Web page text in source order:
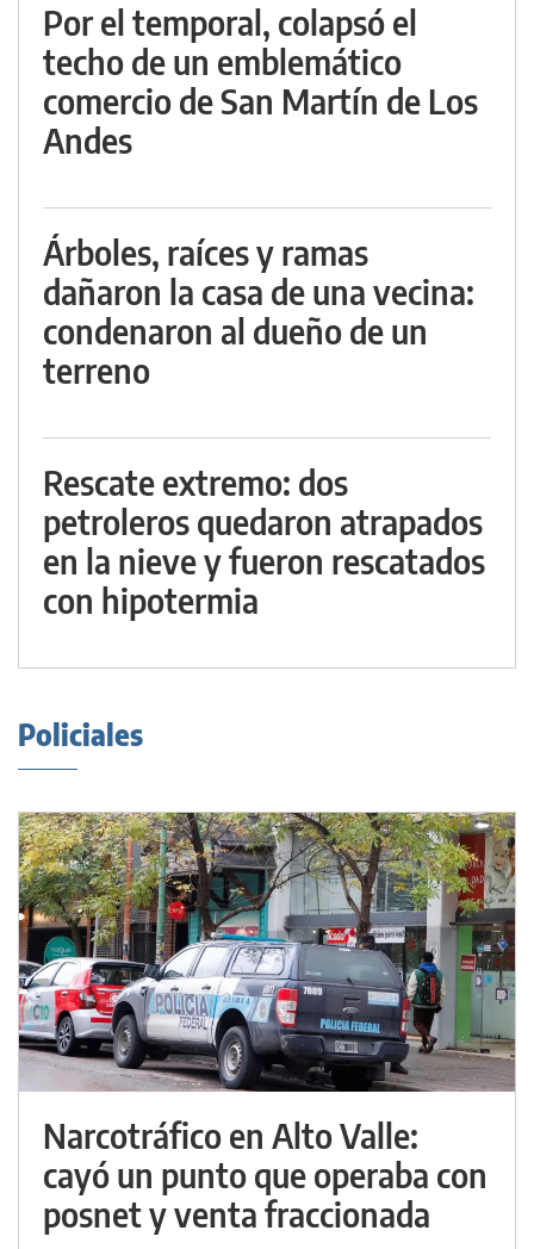
Por el temporal, colapsó el
techo de un emblemático
comercio de San Martín de Los
Andes
Árboles, raíces y ramas
dañaron la casa de una vecina:
condenaron al dueño de un
terreno
Rescate extremo: dos
petroleros quedaron atrapados
en la nieve y fueron rescatados
con hipotermia
Policiales
Narcotráfico en Alto Valle:
cayó un punto que operaba con
posnet y venta fraccionada